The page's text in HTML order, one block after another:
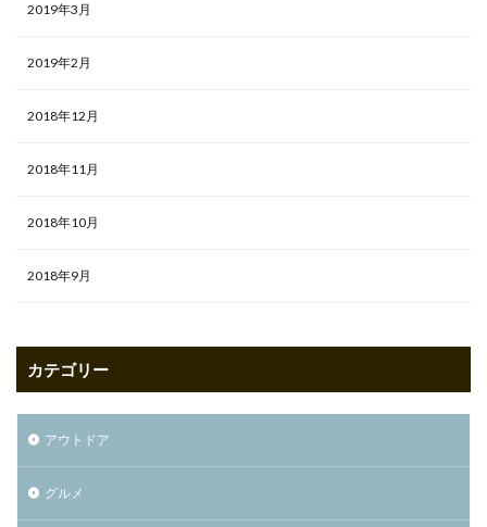
2019年3月
2019年2月
2018年12月
2018年11月
2018年10月
2018年9月
カテゴリー
アウトドア
グルメ